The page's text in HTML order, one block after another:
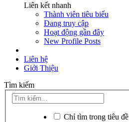
Liên kết nhanh
Thành viên tiêu biểu
Đang truy cập
Hoạt động gần đây
New Profile Posts
Liên hệ
Giới Thiệu
Tìm kiếm
Chỉ tìm trong tiêu đề